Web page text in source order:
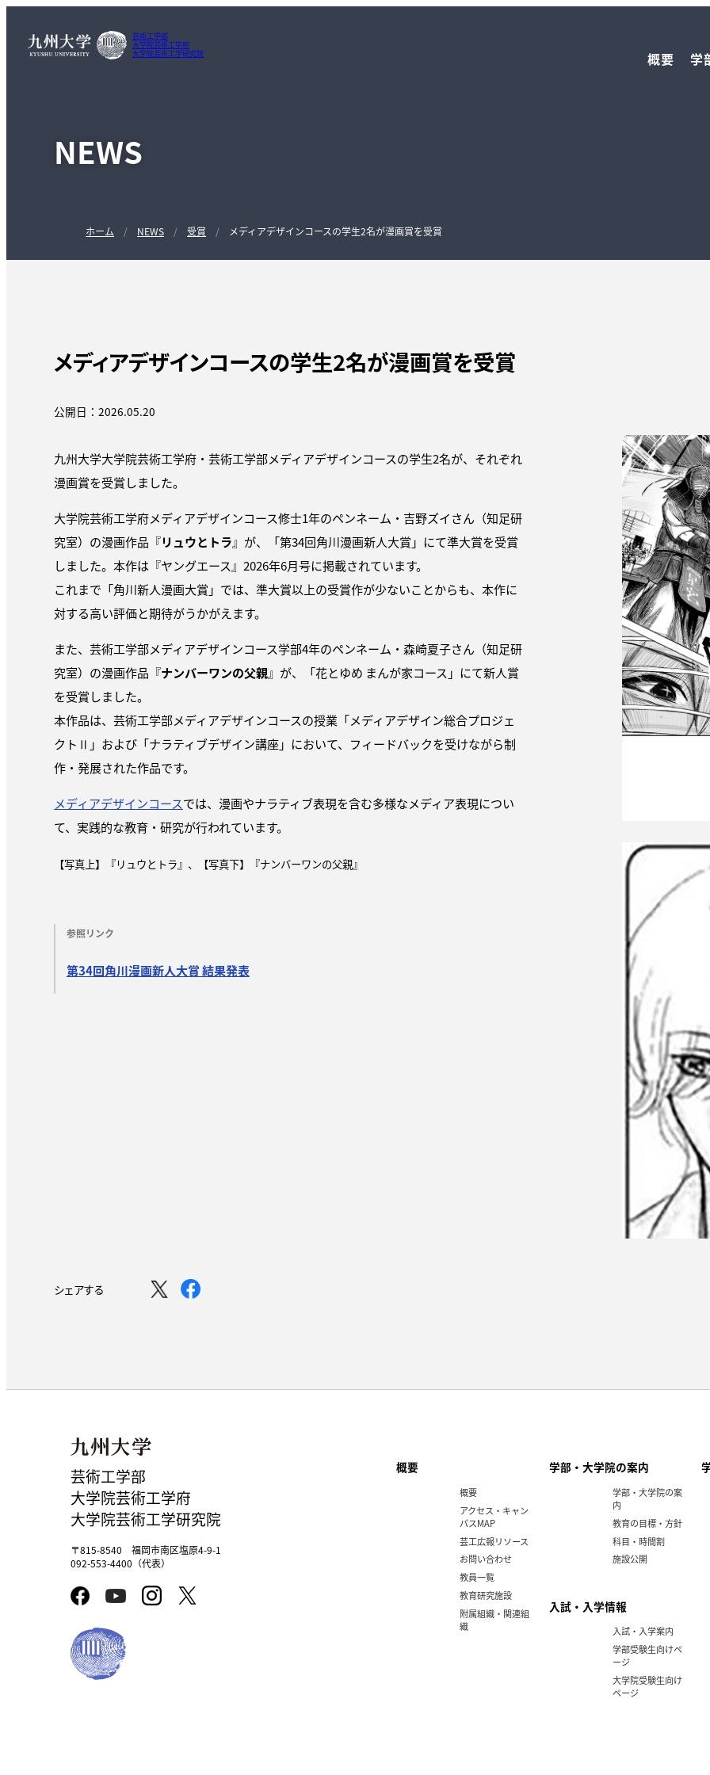
芸術工学部
大学院芸術工学府
大学院芸術工学研究院
概要 学
NEWS
ホーム NEWS 受賞 メディアデザインコースの学生2名が漫画賞を受賞
メディアデザインコースの学生2名が漫画賞を受賞
公開日：2026.05.20
九州大学大学院芸術工学府・芸術工学部メディアデザインコースの学生2名が、それぞれ
漫画賞を受賞しました。
大学院芸術工学府メディアデザインコース修士1年のペンネーム・吉野ズイさん（知足研
究室）の漫画作品『リュウとトラ』が、「第34回角川漫画新人大賞」にて準大賞を受賞
しました。本作は『ヤングエース』2026年6月号に掲載されています。
これまで「角川新人漫画大賞」では、準大賞以上の受賞作が少ないことからも、本作に
対する高い評価と期待がうかがえます。
また、芸術工学部メディアデザインコース学部4年のペンネーム・森崎夏子さん（知足研
究室）の漫画作品『ナンバーワンの父親』が、「花とゆめ まんが家コース」にて新人賞
を受賞しました。
本作品は、芸術工学部メディアデザインコースの授業「メディアデザイン総合プロジェ
クトⅡ」および「ナラティブデザイン講座」において、フィードバックを受けながら制
作・発展された作品です。
メディアデザインコースでは、漫画やナラティブ表現を含む多様なメディア表現につい
て、実践的な教育・研究が行われています。
【写真上】『リュウとトラ』、【写真下】『ナンバーワンの父親』
参照リンク
第34回角川漫画新人大賞 結果発表
シェアする
芸術工学部
大学院芸術工学府
大学院芸術工学研究院
〒815-8540 福岡市南区塩原4-9-1
092-553-4400（代表）
概要
概要
アクセス・キャン
パスMAP
芸工広報リソース
お問い合わせ
教員一覧
教育研究施設
附属組織・関連組
織
学部・大学院の案内
学部・大学院の案
内
教育の目標・方針
科目・時間割
施設公開
入試・入学情報
入試・入学案内
学部受験生向けペ
ージ
大学院受験生向け
ページ